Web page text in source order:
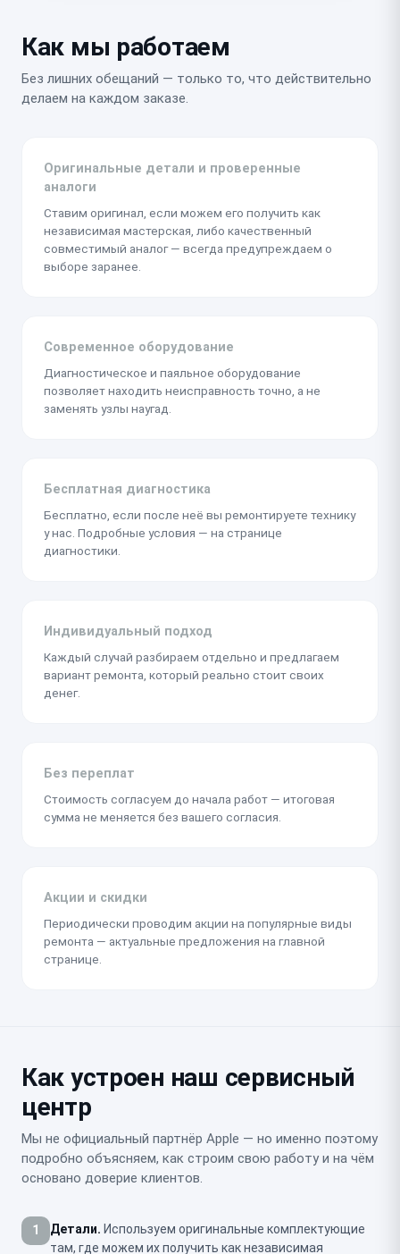
Как мы работаем
Без лишних обещаний — только то, что действительно
делаем на каждом заказе.
Оригинальные детали и проверенные
аналоги
Ставим оригинал, если можем его получить как
независимая мастерская, либо качественный
совместимый аналог — всегда предупреждаем о
выборе заранее.
Современное оборудование
Диагностическое и паяльное оборудование
позволяет находить неисправность точно, а не
заменять узлы наугад.
Бесплатная диагностика
Бесплатно, если после неё вы ремонтируете технику
у нас. Подробные условия — на странице
диагностики.
Индивидуальный подход
Каждый случай разбираем отдельно и предлагаем
вариант ремонта, который реально стоит своих
денег.
Без переплат
Стоимость согласуем до начала работ — итоговая
сумма не меняется без вашего согласия.
Акции и скидки
Периодически проводим акции на популярные виды
ремонта — актуальные предложения на главной
странице.
Как устроен наш сервисный
центр
Мы не официальный партнёр Apple — но именно поэтому
подробно объясняем, как строим свою работу и на чём
основано доверие клиентов.
1 Детали. Используем оригинальные комплектующие
там, где можем их получить как независимая